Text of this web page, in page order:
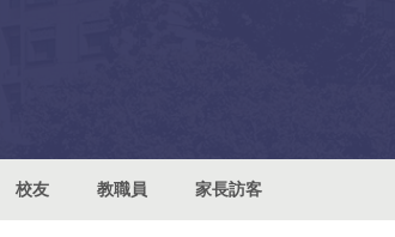
校友 教職員 家長訪客